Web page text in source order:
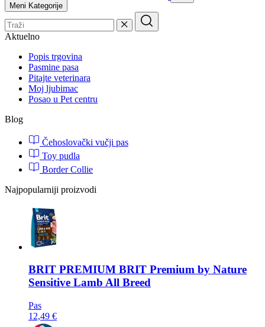
Meni Kategorije
Aktuelno
Popis trgovina
Pasmine pasa
Pitajte veterinara
Moj ljubimac
Posao u Pet centru
Blog
Čehoslovački vučji pas
Toy pudla
Border Collie
Najpopularniji proizvodi
BRIT PREMIUM BRIT Premium by Nature
Sensitive Lamb All Breed
Pas
12,49 €